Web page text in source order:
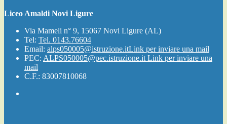
Liceo Amaldi Novi Ligure
Via Mameli n° 9, 15067 Novi Ligure (AL)
Tel: Tel. 0143.76604
Email: alps050005@istruzione.itLink per inviare una mail
PEC: ALPS050005@pec.istruzione.it Link per inviare una
mail
C.F.: 83007810068